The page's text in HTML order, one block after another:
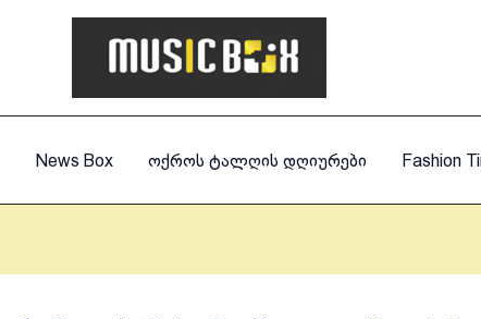
News Box ოქროს ტალღის დღიურები Fashion